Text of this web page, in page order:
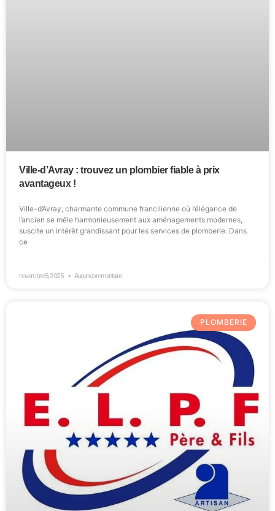
Ville-d’Avray : trouvez un plombier fiable à prix
avantageux !
Ville-d’Avray, charmante commune francilienne où l’élégance de
l’ancien se mêle harmonieusement aux aménagements modernes,
suscite un intérêt grandissant pour les services de plomberie. Dans
ce
novembre 5, 2025 Aucun commentaire
PLOMBERIE